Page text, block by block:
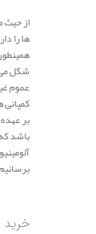
از
ها را
شکل
عموم
کمپانی‌
بر
باشد
خرید